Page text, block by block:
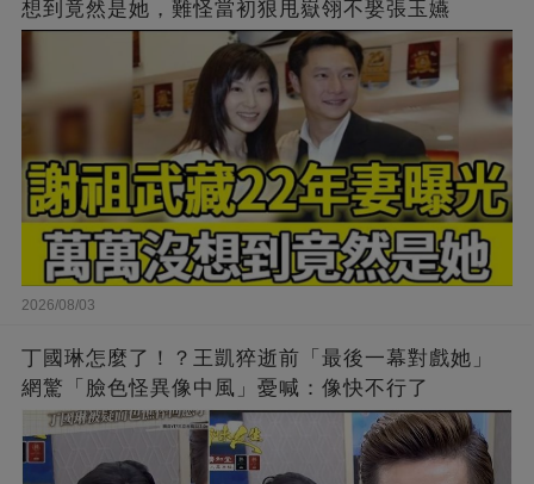
想到竟然是她，難怪當初狠甩嶽翎不娶張玉嬿
2026/08/03
丁國琳怎麼了！？王凱猝逝前「最後一幕對戲她」
網驚「臉色怪異像中風」憂喊：像快不行了